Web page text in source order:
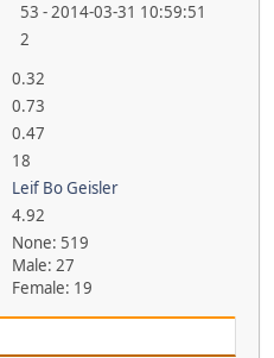
53 - 2014-03-31 10:59:51
2
0.32
0.73
0.47
18
Leif Bo Geisler
4.92
None: 519
Male: 27
Female: 19